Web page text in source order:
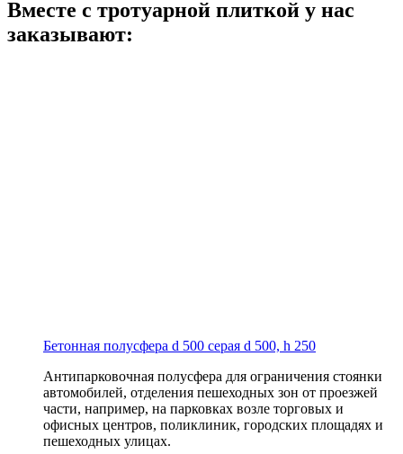
Вместе с тротуарной плиткой у нас
заказывают:
Бетонная полусфера d 500 серая d 500, h 250
Антипарковочная полусфера для ограничения стоянки
автомобилей, отделения пешеходных зон от проезжей
части, например, на парковках возле торговых и
офисных центров, поликлиник, городских площадях и
пешеходных улицах.